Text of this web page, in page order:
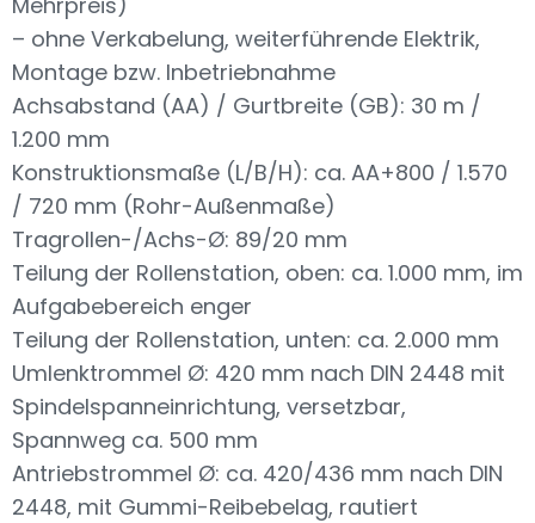
– ohne Verkabelung, weiterführende Elektrik,
Montage bzw. Inbetriebnahme
Achsabstand (AA) / Gurtbreite (GB): 30 m /
1.200 mm
Konstruktionsmaße (L/B/H): ca. AA+800 / 1.570
/ 720 mm (Rohr-Außenmaße)
Tragrollen-/Achs-Ø: 89/20 mm
Teilung der Rollenstation, oben: ca. 1.000 mm, im
Aufgabebereich enger
Teilung der Rollenstation, unten: ca. 2.000 mm
Umlenktrommel Ø: 420 mm nach DIN 2448 mit
Spindelspanneinrichtung, versetzbar,
Spannweg ca. 500 mm
Antriebstrommel Ø: ca. 420/436 mm nach DIN
2448, mit Gummi-Reibebelag, rautiert